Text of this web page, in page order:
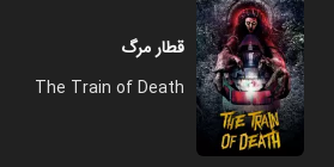
قطار مرگ
The Train of Death